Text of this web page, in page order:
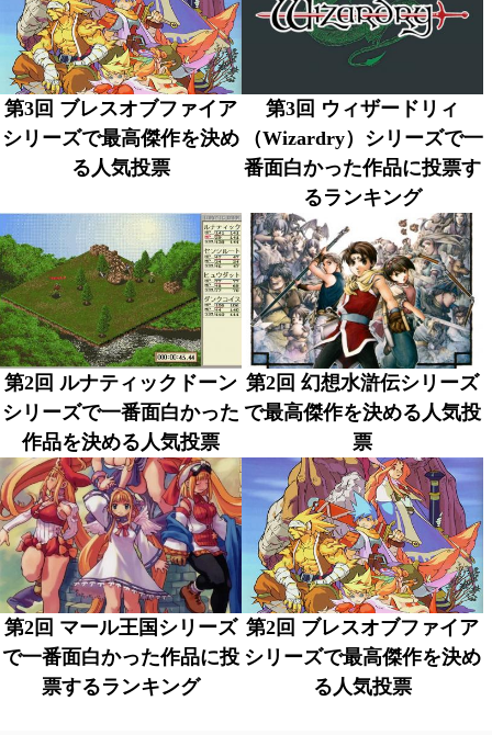
第3回 ブレスオブファイア
シリーズで最高傑作を決め
る人気投票
第3回 ウィザードリィ
（Wizardry）シリーズで一
番面白かった作品に投票す
るランキング
第2回 ルナティックドーン
シリーズで一番面白かった
作品を決める人気投票
第2回 幻想水滸伝シリーズ
で最高傑作を決める人気投
票
第2回 マール王国シリーズ
で一番面白かった作品に投
票するランキング
第2回 ブレスオブファイア
シリーズで最高傑作を決め
る人気投票